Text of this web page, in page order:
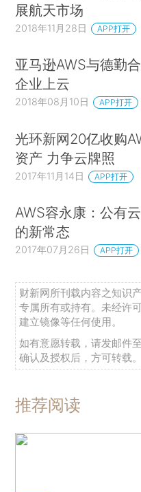
展航天市场
2018年11月28日 APP打开
亚马逊AWS与德勤
企业上云
2018年08月10日 APP打开
光环新网20亿收购
资产 力争云牌照
2017年11月14日 APP打开
AWS容永康：公有
的新常态
2017年07月26日 APP打开
财新网所刊载内容之知识
专属所有或持有。未经许
建立镜像等任何使用。
如有意愿转载，请发邮件至
确认及授权后，方可转载。
推荐阅读